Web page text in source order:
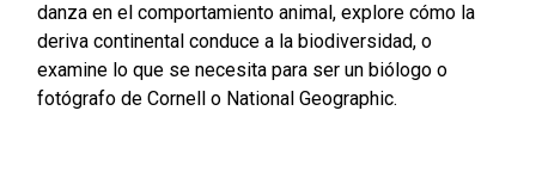
danza en el comportamiento animal, explore cómo la
deriva continental conduce a la biodiversidad, o
examine lo que se necesita para ser un biólogo o
fotógrafo de Cornell o National Geographic.